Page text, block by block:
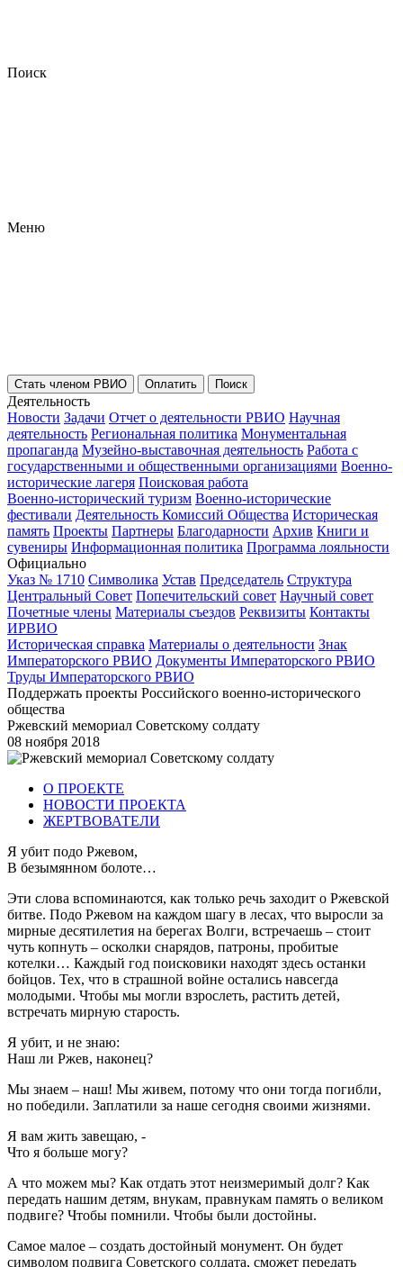
Поиск
Меню
Стать членом РВИО Оплатить Поиск
Деятельность
Новости Задачи Отчет о деятельности РВИО Научная
деятельность Региональная политика Монументальная
пропаганда Музейно-выставочная деятельность Работа с
государственными и общественными организациями Военно-
исторические лагеря Поисковая работа
Военно-исторический туризм Военно-исторические
фестивали Деятельность Комиссий Общества Историческая
память Проекты Партнеры Благодарности Архив Книги и
сувениры Информационная политика Программа лояльности
Официально
Указ № 1710 Символика Устав Председатель Структура
Центральный Совет Попечительский совет Научный совет
Почетные члены Материалы съездов Реквизиты Контакты
ИРВИО
Историческая справка Материалы о деятельности Знак
Императорского РВИО Документы Императорского РВИО
Труды Императорского РВИО
Поддержать проекты Российского военно-исторического
общества
Ржевский мемориал Советскому солдату
08 ноября 2018
О ПРОЕКТЕ
НОВОСТИ ПРОЕКТА
ЖЕРТВОВАТЕЛИ
Я убит подо Ржевом,
В безымянном болоте…
Эти слова вспоминаются, как только речь заходит о Ржевской
битве. Подо Ржевом на каждом шагу в лесах, что выросли за
мирные десятилетия на берегах Волги, встречаешь – стоит
чуть копнуть – осколки снарядов, патроны, пробитые
котелки… Каждый год поисковики находят здесь останки
бойцов. Тех, что в страшной войне остались навсегда
молодыми. Чтобы мы могли взрослеть, растить детей,
встречать мирную старость.
Я убит, и не знаю:
Наш ли Ржев, наконец?
Мы знаем – наш! Мы живем, потому что они тогда погибли,
но победили. Заплатили за наше сегодня своими жизнями.
Я вам жить завещаю, -
Что я больше могу?
А что можем мы? Как отдать этот неизмеримый долг? Как
передать нашим детям, внукам, правнукам память о великом
подвиге? Чтобы помнили. Чтобы были достойны.
Самое малое – создать достойный монумент. Он будет
символом подвига Советского солдата, сможет передать